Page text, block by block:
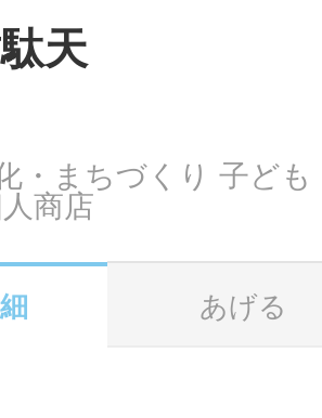
SMS
メール
天
・まちづくり 子ど
商店
あげる
地域ごとの
智頭